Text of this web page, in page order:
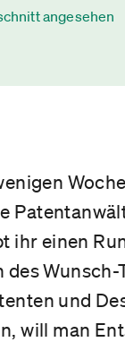
angesehen
ihr einen
und
will man